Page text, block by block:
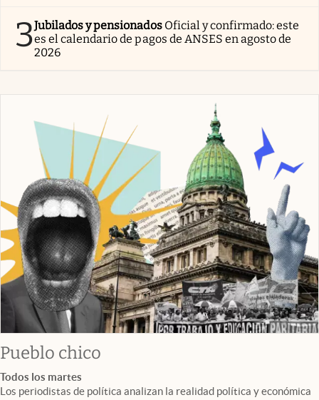
3Jubilados y pensionados Oficial y confirmado: este
es el calendario de pagos de ANSES en agosto de
2026
Pueblo chico
Todos los martes
Los periodistas de política analizan la realidad política y económica